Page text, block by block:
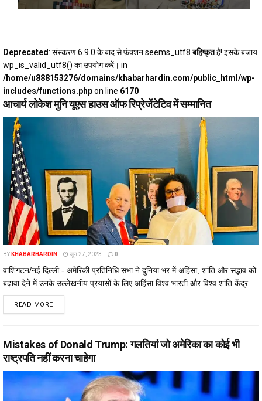
Deprecated: संस्करण 6.9.0 के बाद से फ़ंक्शन seems_utf8बहिष्कृतहै! इसके बजाय
wp_is_valid_utf8() का उपयोग करें। in
/home/u888153276/domains/khabarhardin.com/public_html/wp-
includes/functions.phpon line 6170
आचार्य लोकेश मुनि यूएस हाउस ऑफ रिप्रेजेंटेटिव में सम्मानित
BY KHABARHARDIN जून 27, 2023 0
वाशिंगटन/नई दिल्ली - अमेरिकी प्रतिनिधि सभा ने दुनिया भर में अहिंसा, शांति और सद्भाव को
बढ़ावा देने में उनके उल्लेखनीय प्रयासों के लिए अहिंसा विश्व भारती और विश्व शांति केंद्र...
READ MOREDETAILS
Mistakes of Donald Trump: गलतियां जो अमेरिका का कोई भी
राष्ट्रपति नहीं करना चाहेगा